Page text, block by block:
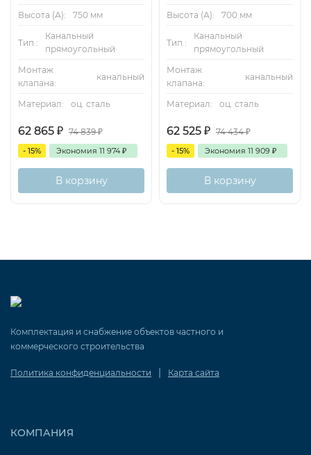
Высота (А):
750 мм
Тип.:
Канальный
прямоугольный
Монтаж
клапана:
канальный
Материал: оц. сталь
62 865 ₽ 74 839₽
- 15% Экономия 11 974 ₽
В корзину
Высота (А):
700 мм
Тип.:
Канальный
прямоугольный
Монтаж
клапана:
канальный
Материал: оц. сталь
62 525 ₽ 74 434₽
- 15% Экономия 11 909 ₽
В корзину
Комплектация и снабжение объектов частного и
коммерческого строительства
Политика конфиденциальности | Карта сайта
КОМПАНИЯ